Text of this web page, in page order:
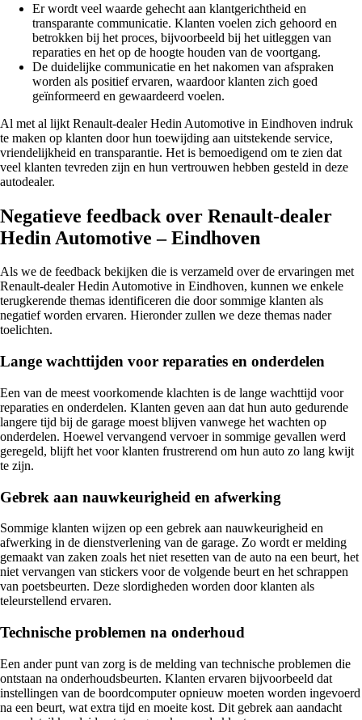
Er wordt veel waarde gehecht aan klantgerichtheid en
transparante communicatie. Klanten voelen zich gehoord en
betrokken bij het proces, bijvoorbeeld bij het uitleggen van
reparaties en het op de hoogte houden van de voortgang.
De duidelijke communicatie en het nakomen van afspraken
worden als positief ervaren, waardoor klanten zich goed
geïnformeerd en gewaardeerd voelen.
Al met al lijkt Renault-dealer Hedin Automotive in Eindhoven indruk
te maken op klanten door hun toewijding aan uitstekende service,
vriendelijkheid en transparantie. Het is bemoedigend om te zien dat
veel klanten tevreden zijn en hun vertrouwen hebben gesteld in deze
autodealer.
Negatieve feedback over Renault-dealer
Hedin Automotive – Eindhoven
Als we de feedback bekijken die is verzameld over de ervaringen met
Renault-dealer Hedin Automotive in Eindhoven, kunnen we enkele
terugkerende themas identificeren die door sommige klanten als
negatief worden ervaren. Hieronder zullen we deze themas nader
toelichten.
Lange wachttijden voor reparaties en onderdelen
Een van de meest voorkomende klachten is de lange wachttijd voor
reparaties en onderdelen. Klanten geven aan dat hun auto gedurende
langere tijd bij de garage moest blijven vanwege het wachten op
onderdelen. Hoewel vervangend vervoer in sommige gevallen werd
geregeld, blijft het voor klanten frustrerend om hun auto zo lang kwijt
te zijn.
Gebrek aan nauwkeurigheid en afwerking
Sommige klanten wijzen op een gebrek aan nauwkeurigheid en
afwerking in de dienstverlening van de garage. Zo wordt er melding
gemaakt van zaken zoals het niet resetten van de auto na een beurt, het
niet vervangen van stickers voor de volgende beurt en het schrappen
van poetsbeurten. Deze slordigheden worden door klanten als
teleurstellend ervaren.
Technische problemen na onderhoud
Een ander punt van zorg is de melding van technische problemen die
ontstaan na onderhoudsbeurten. Klanten ervaren bijvoorbeeld dat
instellingen van de boordcomputer opnieuw moeten worden ingevoerd
na een beurt, wat extra tijd en moeite kost. Dit gebrek aan aandacht